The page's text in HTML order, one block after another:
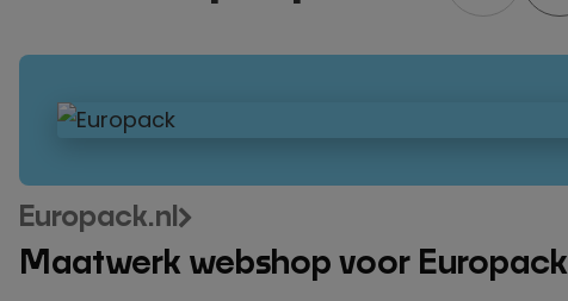
Maatwerk webshop voor Europack
Europack.nl
Maatwerk
webshop
Europack